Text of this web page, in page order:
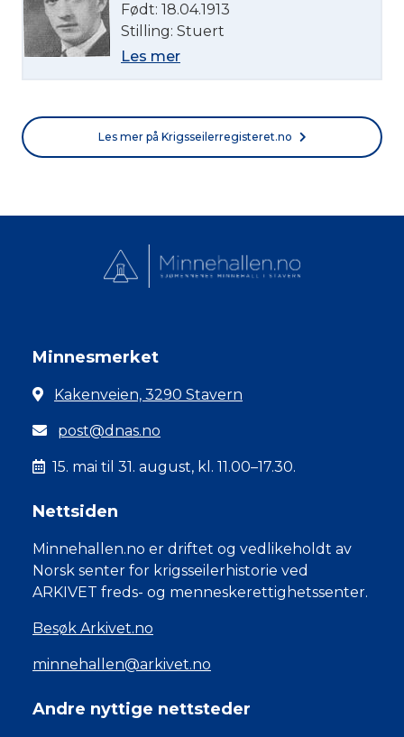
Født: 18.04.1913
Stilling: Stuert
Les mer
Les mer på Krigsseilerregisteret.no
Minnesmerket
Kakenveien, 3290 Stavern
post@dnas.no
15. mai til 31. august, kl. 11.00–17.30.
Nettsiden
Minnehallen.no er driftet og vedlikeholdt av
Norsk senter for krigsseilerhistorie ved
ARKIVET freds- og menneskerettighetssenter.
Besøk Arkivet.no
minnehallen@arkivet.no
Andre nyttige nettsteder